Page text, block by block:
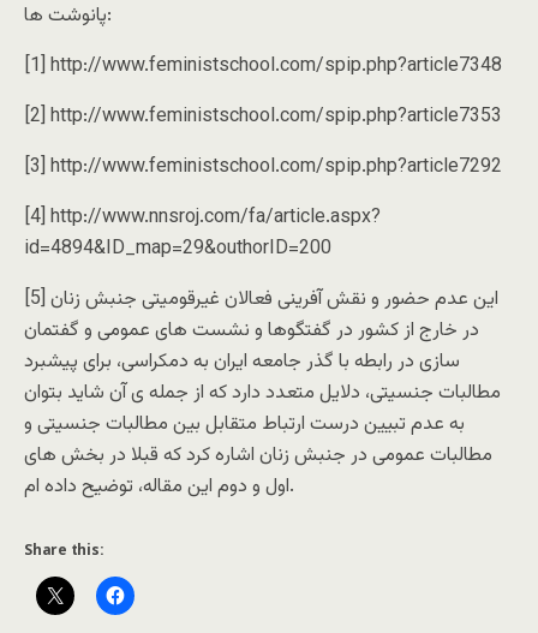
پانوشت ها:
[1] http://www.feministschool.com/spip.php?article7348
[2] http://www.feministschool.com/spip.php?article7353
[3] http://www.feministschool.com/spip.php?article7292
[4] http://www.nnsroj.com/fa/article.aspx?
id=4894&ID_map=29&outhorID=200
[5] این عدم حضور و نقش آفرینی فعالان غیرقومیتی جنبش زنان
در خارج از کشور در گفتگوها و نشست های عمومی و گفتمان
سازی در رابطه با گذر جامعه ایران به دمکراسی، برای پیشبرد
مطالبات جنسیتی، دلایل متعدد دارد که از جمله ی آن شاید بتوان
به عدم تبیین درست ارتباط متقابل بین مطالبات جنسیتی و
مطالبات عمومی در جنبش زنان اشاره کرد که قبلا در بخش های
اول و دوم این مقاله، توضیح داده ام.
Share this: